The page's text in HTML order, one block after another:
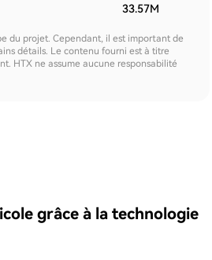
33.57M
du projet. Cependant, il est important de
détails. Le contenu fourni est à titre
HTX ne assume aucune responsabilité
grâce à la technologie